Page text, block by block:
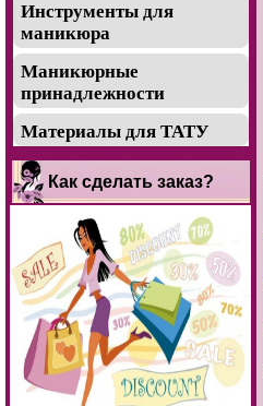
Инструменты для
маникюра
Маникюрные
принадлежности
Материалы для ТАТУ
Как сделать заказ?